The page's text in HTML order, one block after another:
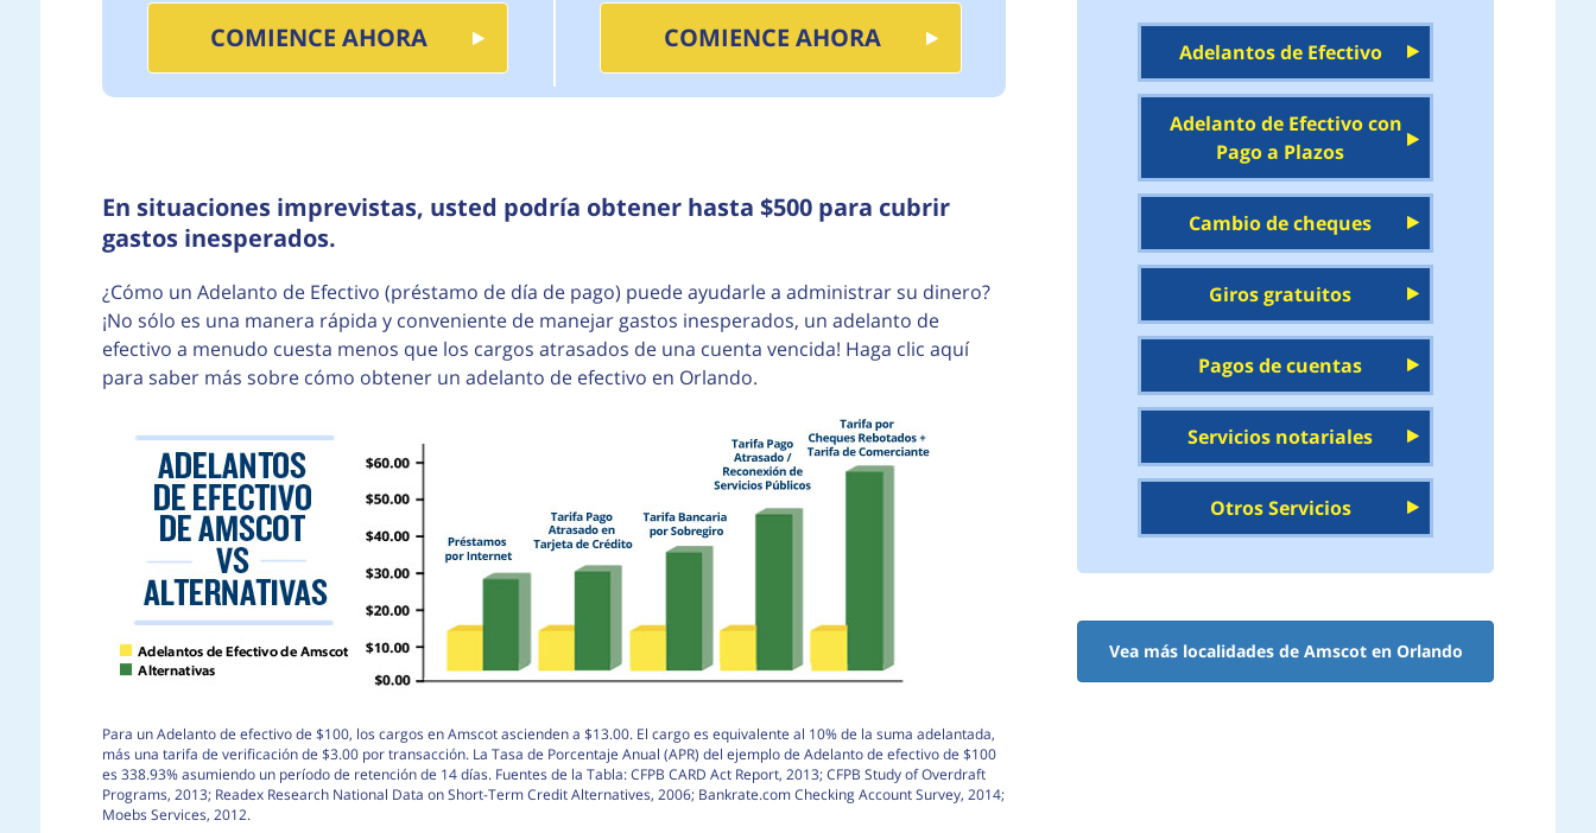
COMIENCE AHORA COMIENCE AHORA
En situaciones imprevistas, usted podría obtener hasta $500 para cubrir
gastos inesperados.
¿Cómo un Adelanto de Efectivo (préstamo de día de pago) puede ayudarle a administrar su dinero?
¡No sólo es una manera rápida y conveniente de manejar gastos inesperados, un adelanto de
efectivo a menudo cuesta menos que los cargos atrasados de una cuenta vencida! Haga clic aquí
para saber más sobre cómo obtener un adelanto de efectivo en Orlando.
Para un Adelanto de efectivo de $100, los cargos en Amscot ascienden a $13.00. El cargo es equivalente al 10% de la suma adelantada,
más una tarifa de verificación de $3.00 por transacción. La Tasa de Porcentaje Anual (APR) del ejemplo de Adelanto de efectivo de $100
es 338.93% asumiendo un período de retención de 14 días. Fuentes de la Tabla: CFPB CARD Act Report, 2013; CFPB Study of Overdraft
Programs, 2013; Readex Research National Data on Short-Term Credit Alternatives, 2006; Bankrate.com Checking Account Survey, 2014;
Moebs Services, 2012.
Adelantos de Efectivo
Adelanto de Efectivo con
Pago a Plazos
Cambio de cheques
Giros gratuitos
Pagos de cuentas
Servicios notariales
Otros Servicios
Vea más localidades de Amscot en Orlando